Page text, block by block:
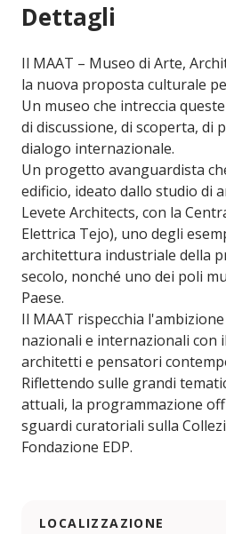
Dettagli
Il MAAT – Museo di Arte,
la nuova proposta culturale
Un museo che intreccia
di discussione, di scoperta, di
dialogo internazionale.
Un progetto avanguardista
edificio, ideato dallo studio di
Levete Architects, con la
Elettrica Tejo), uno degli
architettura industriale della
secolo, nonché uno dei poli
Paese.
Il MAAT rispecchia
nazionali e internazionali con
architetti e pensatori
Riflettendo sulle grandi
attuali, la programmazione
sguardi curatoriali sulla
Fondazione EDP.
LOCALIZZAZIONE